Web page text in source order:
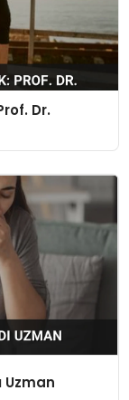
Dr.
Uzman